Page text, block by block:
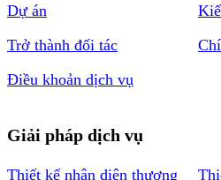
Dự án
Trở thành đối tác
Điều khoản dịch vụ
Giải pháp dịch vụ
Thiết kế nhận diện thương